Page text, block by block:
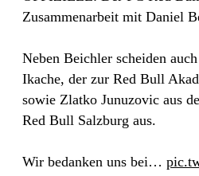
Zusammenarbeit mit Daniel
Neben Beichler scheiden
Ikache, der zur Red Bull
sowie Zlatko Junuzovic aus
Red Bull Salzburg aus.
Wir bedanken uns bei…